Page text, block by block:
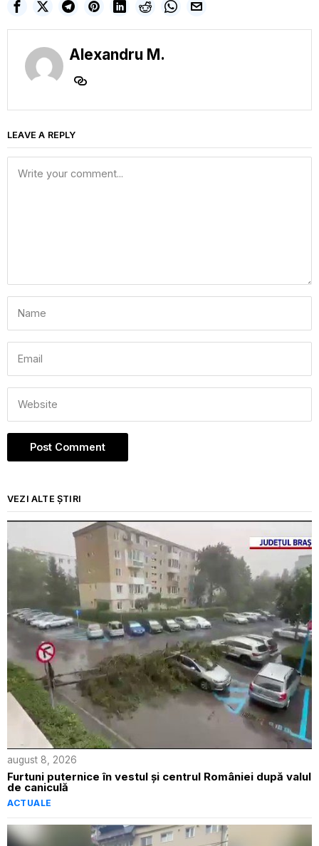
Alexandru M.
LEAVE A REPLY
VEZI ALTE ȘTIRI
august 8, 2026
Furtuni puternice în vestul și centrul României după valul
de caniculă
ACTUALE